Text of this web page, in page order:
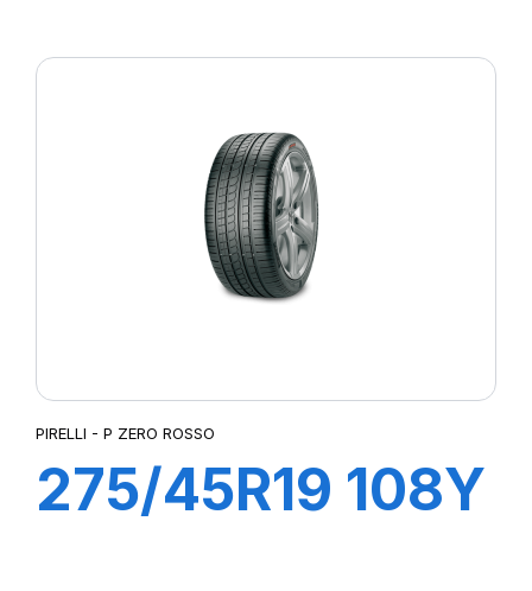
PIRELLI - P ZERO ROSSO
275/45R19 108Y